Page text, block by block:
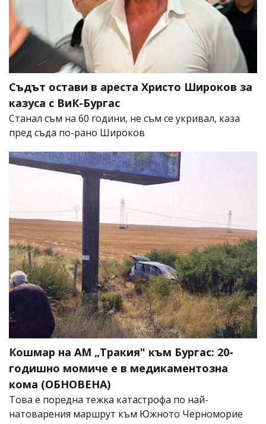
Съдът остави в ареста Христо Широков за
казуса с ВиК-Бургас
Станал съм на 60 години, не съм се укривал, каза
пред съда по-рано Широков
Кошмар на АМ „Тракия" към Бургас: 20-
годишно момиче е в медикаментозна
кома (ОБНОВЕНА)
Това е поредна тежка катастрофа по най-
натоварения маршрут към Южното Черноморие